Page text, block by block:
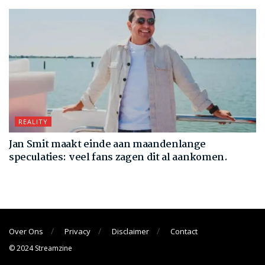
REALITY
Jan Smit maakt einde aan maandenlange
speculaties: veel fans zagen dit al aankomen.
Over Ons Privacy Disclaimer Contact
© 2024 Streamzine